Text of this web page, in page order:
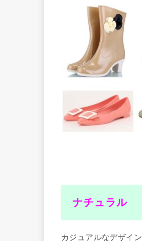
ナチュラル
カジュアルなデザイン